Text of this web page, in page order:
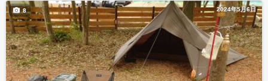
2024年5月6日
8